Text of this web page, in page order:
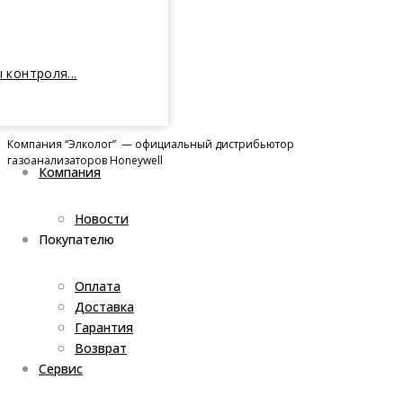
Компания “Элколог” — официальный дистрибьютор
газоанализаторов Honeywell
Компания
Новости
Покупателю
Оплата
Доставка
Гарантия
Возврат
Сервис